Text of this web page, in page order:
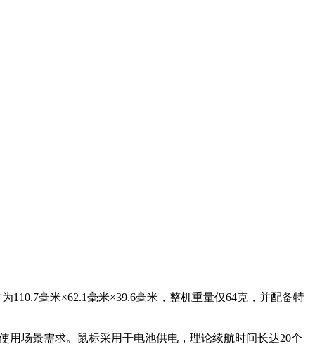
毫米×62.1毫米×39.6毫米，整机重量仅64克，并配备特
场景需求。鼠标采用干电池供电，理论续航时间长达20个